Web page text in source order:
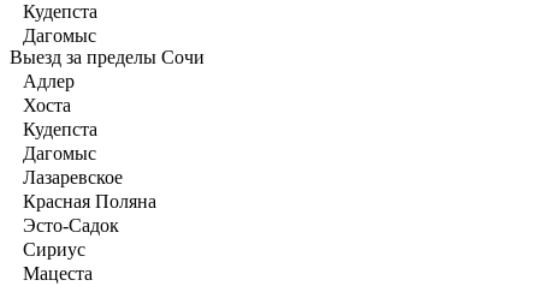
Кудепста
Дагомыс
Выезд за пределы Сочи
Адлер
Хоста
Кудепста
Дагомыс
Лазаревское
Красная Поляна
Эсто-Садок
Сириус
Мацеста